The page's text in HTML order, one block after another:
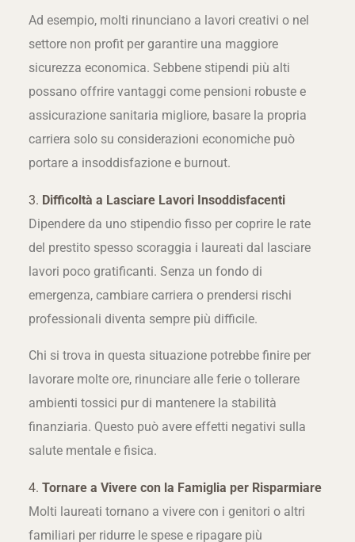
Ad esempio, molti rinunciano a lavori creativi o nel
settore non profit per garantire una maggiore
sicurezza economica. Sebbene stipendi più alti
possano offrire vantaggi come pensioni robuste e
assicurazione sanitaria migliore, basare la propria
carriera solo su considerazioni economiche può
portare a insoddisfazione e burnout.
3. Difficoltà a Lasciare Lavori Insoddisfacenti
Dipendere da uno stipendio fisso per coprire le rate
del prestito spesso scoraggia i laureati dal lasciare
lavori poco gratificanti. Senza un fondo di
emergenza, cambiare carriera o prendersi rischi
professionali diventa sempre più difficile.
Chi si trova in questa situazione potrebbe finire per
lavorare molte ore, rinunciare alle ferie o tollerare
ambienti tossici pur di mantenere la stabilità
finanziaria. Questo può avere effetti negativi sulla
salute mentale e fisica.
4. Tornare a Vivere con la Famiglia per Risparmiare
Molti laureati tornano a vivere con i genitori o altri
familiari per ridurre le spese e ripagare più